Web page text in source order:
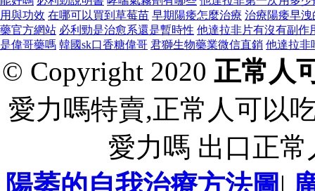
用與功效 在哪可以買到草莓苗 早期陽痿怎麼治療 治療陽痿早洩
藥官方網站 必利勁是治愈系還是暫時性 他達拉非片有沒有副作
是偉哥藥嗎 韓國sk口香糖偉哥 君獅生物藥業微信直銷 他達拉非
© Copyright 2020 正常人
愛力嗎特賣,正常人可以
愛力嗎 出口正
陽萎的自我治療方法圖 |